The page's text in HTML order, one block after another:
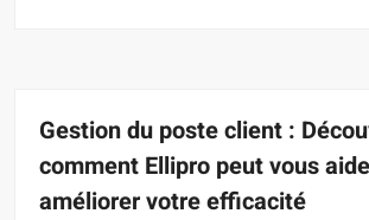
Gestion du poste client :
comment Ellipro peut vous
améliorer votre efficacité